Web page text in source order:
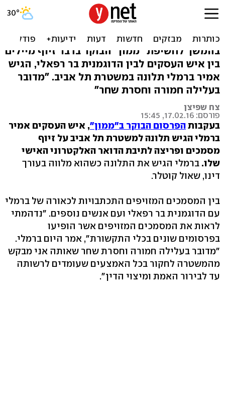
הפללת רפאלי: ברמלי הגיש
תלונה במשטרה
בהמשך לחשיפת "ממון" הבוקר בדבר זיוף מיילים
בין איש העסקים לבין הדוגמנית בר רפאלי, הגיש
אמיר ברמלי תלונה במשטרת תל אביב. "מדובר
בעלילה חמורה וחסרת שחר"
צח שפיצן
פורסם: 17.02.16, 15:45
בעקבותהפרסום הבוקר ב"ממון", איש העסקים אמיר
ברמלי הגיש תלונה למשטרת תל אביב על זיוף
מסמכים ופריצה לתיבת הדואר האלקטרוני האישי
שלו. ברמלי הגיש את התלונה כשהוא מלווה בעורך
דינו, שאול קוטלר.
בין המסמכים המזויפים התכתבויות לכאורה של ברמלי
עם הדוגמנית בר רפאלי ועם אנשים נוספים. "נדהמתי
לראות את המסמכים המזויפים אשר הופיעו
בפרסומים שונים בכלי התקשורת", אמר היום ברמלי.
"מדובר בעלילה חמורה וחסרת שחר שאותה אני מבקש
מהמשטרה לחקור בכל האמצעים שעומדים לרשותה
עד לבירור האמת ומיצוי הדין".